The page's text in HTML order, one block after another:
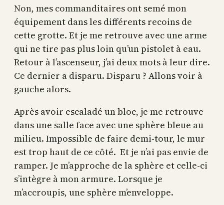
Non, mes commanditaires ont semé mon
équipement dans les différents recoins de
cette grotte. Et je me retrouve avec une arme
qui ne tire pas plus loin qu’un pistolet à eau.
Retour à l’ascenseur, j’ai deux mots à leur dire.
Ce dernier a disparu. Disparu ? Allons voir à
gauche alors.
Après avoir escaladé un bloc, je me retrouve
dans une salle face avec une sphère bleue au
milieu. Impossible de faire demi-tour, le mur
est trop haut de ce côté. Et je n’ai pas envie de
ramper. Je m’approche de la sphère et celle-ci
s’intègre à mon armure. Lorsque je
m’accroupis, une sphère m’enveloppe.